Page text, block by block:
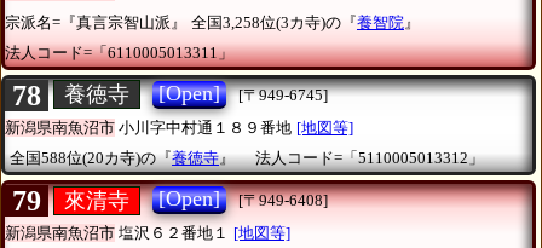
宗派名=『真言宗智山派』
全国3,258位(3カ寺)の『養智院 』
法人コード=「6110005013311」
78 養徳寺 [Open]
[〒949-6745]
新潟県南魚沼市 小川字中村通１８９番地 [地図等]
全国588位(20カ寺)の『養徳寺』 法人コード=「5110005013312」
79 來清寺 [Open]
[〒949-6408]
新潟県南魚沼市 塩沢６２番地１ [地図等]